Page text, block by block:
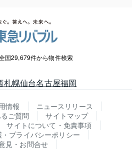
国29,679件から物件検索
札幌仙台名古屋福岡
情報
ニュースリリース
ご質問
サイトマップ
サイトについて・免責事項
プライバシーポリシー
見・お問合せ